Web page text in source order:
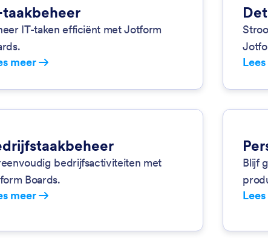
taakbeheer
IT-taken efficiënt met Jotform
meer
bedrijfsactiviteiten met
Boards.
meer
Blijf